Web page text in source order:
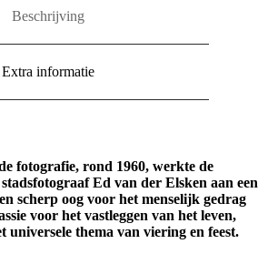
Beschrijving
Extra informatie
fotografie, rond 1960, werkte de
Ed van der Elsken aan een
scherp oog voor het menselijk gedrag
voor het vastleggen van het leven,
universele thema van viering en feest.